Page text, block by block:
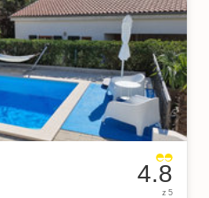
4.8
z 5